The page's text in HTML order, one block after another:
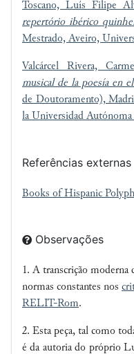
Toscano, Luís Filipe
repertório ibérico
Mestrado, Aveiro,
Valcárcel Rivera,
musical de la poesía en
de Doutoramento),
la Universidad
Referências externas
Books of Hispanic
Observações
1. A transcrição moderna
normas constantes nos
RELIT-Rom.
2. Esta peça, tal como
é da autoria do próprio